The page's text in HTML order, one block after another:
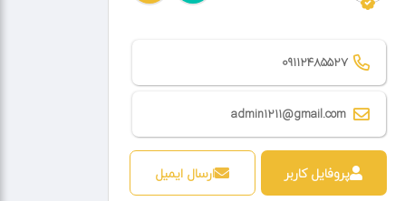
09112485527
admin1211@gmail.com
پروفایل کاربر ارسال ایمیل